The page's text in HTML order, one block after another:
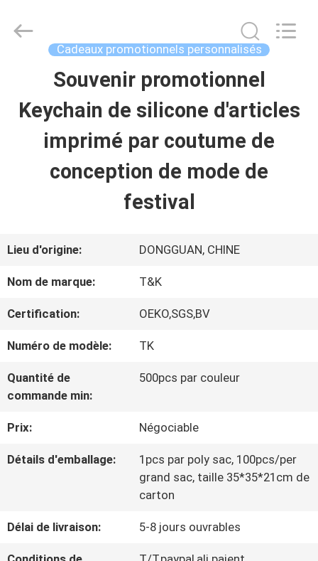
APERÇU
PRODUITS
DE
NOUS
VISITE
D'USINE
DE
LA
CONTACT
T&K
Reserved.
Cadeaux promotionnels personnalisés
Souvenir promotionnel
Keychain de silicone d'articles
imprimé par coutume de
conception de mode de
festival
Lieu d'origine: DONGGUAN, CHINE
Nom de marque: T&K
Certification: OEKO,SGS,BV
Numéro de modèle: TK
Quantité de
commande min:
500pcs par couleur
Prix: Négociable
Détails d'emballage:
1pcs par poly sac, 100pcs/per
grand sac, taille 35*35*21cm de
carton
Délai de livraison: 5-8 jours ouvrables